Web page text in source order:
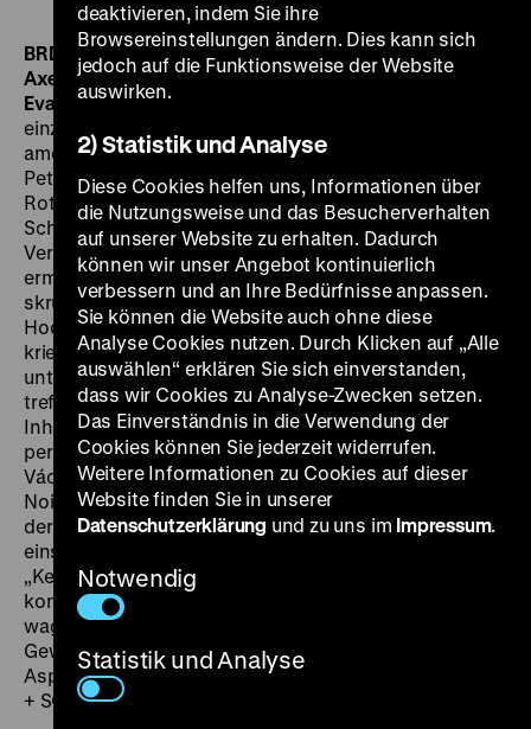
BRD 1950, R: Peter Lorre, B: Peter Lorre, Benno Vigny,
Axel Eggebrecht, K: Václav Vích, D: Peter Lorre, Karl John,
Eva-Ingeborg Scholz, Gisela Trowe, 98’ · 35 mm
einzigen Regiearbeit konfrontierte der aus dem
amerikanischen Exil zurückgekehrte Schauspieler
Peter Lorre in der Hauptrolle des Wissenschaftlers Dr.
Rothe die Deutschen mit quälenden Fragen nach
Schuld und Sühne. Obwohl Rothe 1943 im Affekt seine
Verlobte umgebracht hat und eine weitere Frau
ermordet, wird er gegen seinen Willen von seinem
skrupellosen Assistenten, dem Gestapo-Mann
Hoesch, gedeckt, weil Rothes Forschungen
kriegswichtig sind. Als sich beide nach dem Krieg
unter falschen Namen in einem Flüchtlingslager
treffen, stellt Rothe seinen Widersacher zur Rede.
Inhaltlich und ästhetisch ebenso radikal wie
persönlich und vom tschechischen Kameramann
Václav Vích in einer eindringlichen Mischung aus Film
Noir und Reportage-Naturalismus fotografiert, blieb
der erste Prädikatsfilm der Filmbewertungsstelle ein
einsamer Monolith im westdeutschen Nachkriegskino.
„Kein anderer deutscher Film forderte damals so
konsequent eine Abrechnung mit den Schuldigen und
wagte, diese Forderung von einem selbst schuldig
Gewordenen zu stellen und zu vollstrecken.“ (Helmut G.
Asper,Film-Dienst, Nr. 13, 2011) (jr) FR 22.05. um 21 Uhr
+ SO 24.05. um 19 Uhr
deaktivieren, indem Sie ihre
Browsereinstellungen ändern. Dies kann sich
jedoch auf die Funktionsweise der Website
auswirken.
2) Statistik und Analyse
Diese Cookies helfen uns, Informationen über
die Nutzungsweise und das Besucherverhalten
auf unserer Website zu erhalten. Dadurch
können wir unser Angebot kontinuierlich
verbessern und an Ihre Bedürfnisse anpassen.
Sie können die Website auch ohne diese
Analyse Cookies nutzen. Durch Klicken auf „Alle
auswählen“ erklären Sie sich einverstanden,
dass wir Cookies zu Analyse-Zwecken setzen.
Das Einverständnis in die Verwendung der
Cookies können Sie jederzeit widerrufen.
Weitere Informationen zu Cookies auf dieser
Website finden Sie in unserer
Datenschutzerklärung und zu uns im Impressum.
Notwendig
Statistik und Analyse